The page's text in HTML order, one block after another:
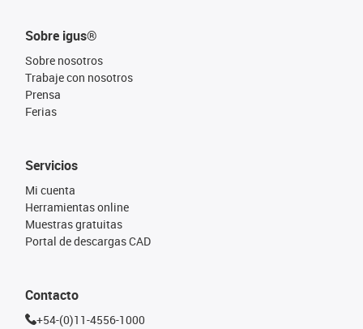
Sobre igus®
Sobre nosotros
Trabaje con nosotros
Prensa
Ferias
Servicios
Mi cuenta
Herramientas online
Muestras gratuitas
Portal de descargas CAD
Contacto
+54-(0)11-4556-1000